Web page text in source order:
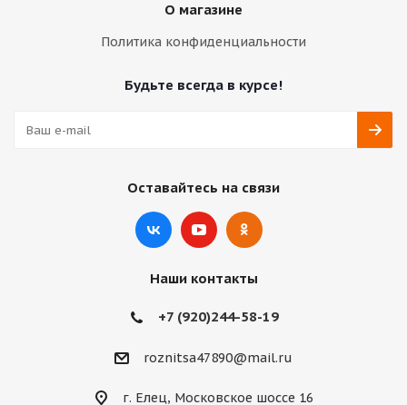
О магазине
Политика конфиденциальности
Будьте всегда в курсе!
Оставайтесь на связи
Наши контакты
+7 (920)244-58-19
roznitsa47890@mail.ru
г. Елец, Московское шоссе 16